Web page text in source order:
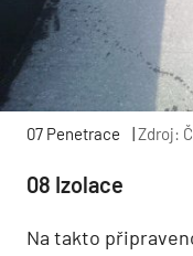
07 Penetrace |Zdroj:
08 Izolace
Na takto